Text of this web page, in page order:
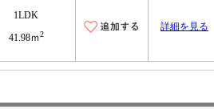
1LDK
41.98ｍ2
詳細を見る